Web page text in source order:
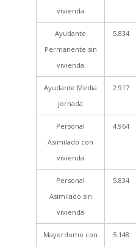
vivienda
Ayudante
Permanente sin
vivienda
5.834
Ayudante Media
jornada
2.917
Personal
Asimilado con
vivienda
4.964
Personal
Asimilado sin
vivienda
5.834
Mayordomo con
5.148